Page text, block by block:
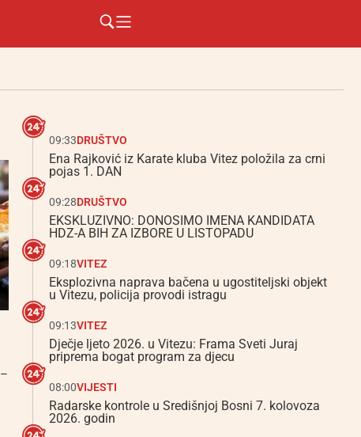
09:33DRUŠTVO
Ena Rajković iz Karate kluba Vitez položila za crni
pojas 1. DAN
09:28DRUŠTVO
EKSKLUZIVNO: DONOSIMO IMENA KANDIDATA
HDZ-A BIH ZA IZBORE U LISTOPADU
09:18VITEZ
Eksplozivna naprava bačena u ugostiteljski objekt
u Vitezu, policija provodi istragu
09:13VITEZ
Dječje ljeto 2026. u Vitezu: Frama Sveti Juraj
priprema bogat program za djecu
08:00VIJESTI
Radarske kontrole u Središnjoj Bosni 7. kolovoza
2026. godin